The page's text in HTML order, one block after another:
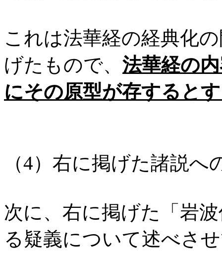
これは法華経の経典化
げたもので、 法華経の
にその原型が存すると
（4）右に掲げた諸説へ
次に、右に掲げた「岩
る疑義について述べさ